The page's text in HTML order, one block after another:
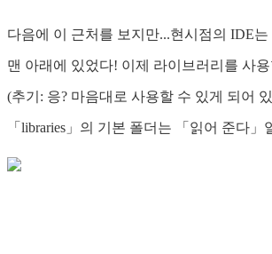
다음에 이 근처를 보지만...현시점의 IDE
맨 아래에 있었다! 이제 라이브러리를 사
(추기: 응? 마음대로 사용할 수 있게 되어
「libraries」의 기본 폴더는 「읽어 준다」